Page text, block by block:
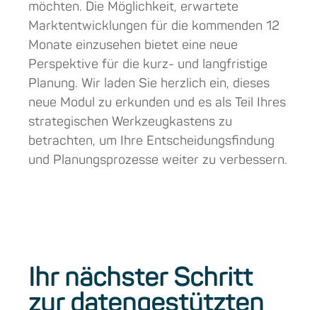
möchten. Die Möglichkeit, erwartete
Marktentwicklungen für die kommenden 12
Monate einzusehen bietet eine neue
Perspektive für die kurz- und langfristige
Planung. Wir laden Sie herzlich ein, dieses
neue Modul zu erkunden und es als Teil Ihres
strategischen Werkzeugkastens zu
betrachten, um Ihre Entscheidungsfindung
und Planungsprozesse weiter zu verbessern.
Ihr nächster Schritt
zur datengestützten